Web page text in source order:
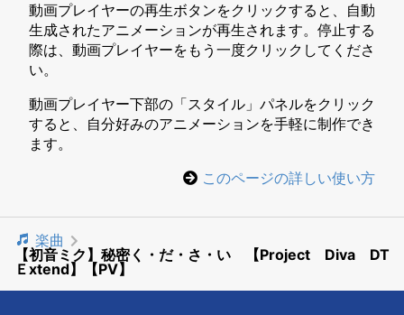
動画プレイヤーの再生ボタンをクリックすると、自動
生成されたアニメーションが再生されます。停止する
際は、動画プレイヤーをもう一度クリックしてくださ
い。
動画プレイヤー下部の「スタイル」パネルをクリック
すると、自分好みのアニメーションを手軽に制作でき
ます。
このページの詳しい使い方
楽曲
【初音ミク】秘密く・だ・さ・い 【Project Diva DT
Ｅxtend】【PV】